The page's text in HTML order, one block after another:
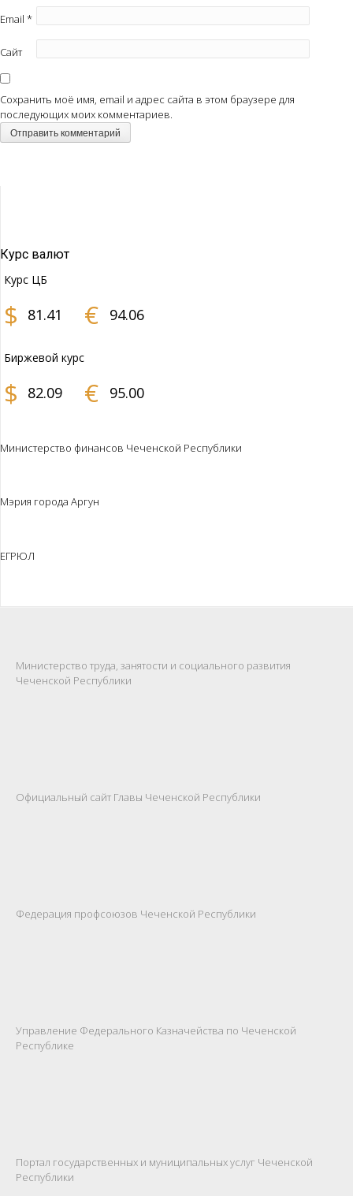
Email *
Сайт
Сохранить моё имя, email и адрес сайта в этом браузере для
последующих моих комментариев.
Курс валют
Курс ЦБ
$ 81.41 € 94.06
Биржевой курс
$ 82.09 € 95.00
Министерство финансов Чеченской Республики
Мэрия города Аргун
ЕГРЮЛ
Министерство труда, занятости и социального развития
Чеченской Республики
Официальный сайт Главы Чеченской Республики
Федерация профсоюзов Чеченской Республики
Управление Федерального Казначейства по Чеченской
Республике
Портал государственных и муниципальных услуг Чеченской
Республики